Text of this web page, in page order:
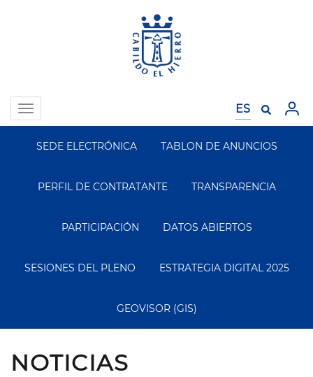
Toggle
navigation
Segundo
Menu
SEDE ELECTRÓNICA TABLON DE ANUNCIOS
PERFIL DE CONTRATANTE TRANSPARENCIA
PARTICIPACIÓN DATOS ABIERTOS
SESIONES DEL PLENO ESTRATEGIA DIGITAL 2025
GEOVISOR (GIS)
NOTICIAS